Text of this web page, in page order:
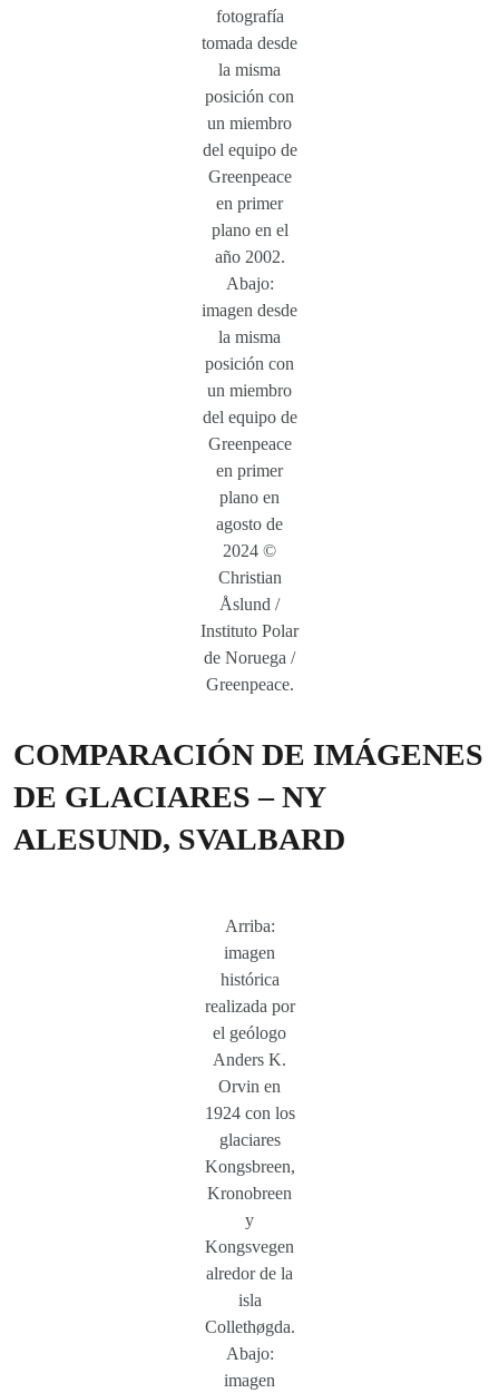
fotografía
tomada desde
la misma
posición con
un miembro
del equipo de
Greenpeace
en primer
plano en el
año 2002.
Abajo:
imagen desde
la misma
posición con
un miembro
del equipo de
Greenpeace
en primer
plano en
agosto de
2024 ©
Christian
Åslund /
Instituto Polar
de Noruega /
Greenpeace.
COMPARACIÓN DE IMÁGENES
DE GLACIARES – NY
ALESUND, SVALBARD
Arriba:
imagen
histórica
realizada por
el geólogo
Anders K.
Orvin en
1924 con los
glaciares
Kongsbreen,
Kronobreen
y
Kongsvegen
alredor de la
isla
Collethøgda.
Abajo:
imagen